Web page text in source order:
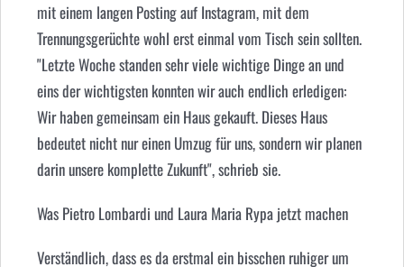
mit einem langen Posting auf Instagram, mit dem
Trennungsgerüchte wohl erst einmal vom Tisch sein sollten.
"Letzte Woche standen sehr viele wichtige Dinge an und
eins der wichtigsten konnten wir auch endlich erledigen:
Wir haben gemeinsam ein Haus gekauft. Dieses Haus
bedeutet nicht nur einen Umzug für uns, sondern wir planen
darin unsere komplette Zukunft", schrieb sie.
Was Pietro Lombardi und Laura Maria Rypajetzt machen
Verständlich, dass es da erstmal ein bisschen ruhiger um